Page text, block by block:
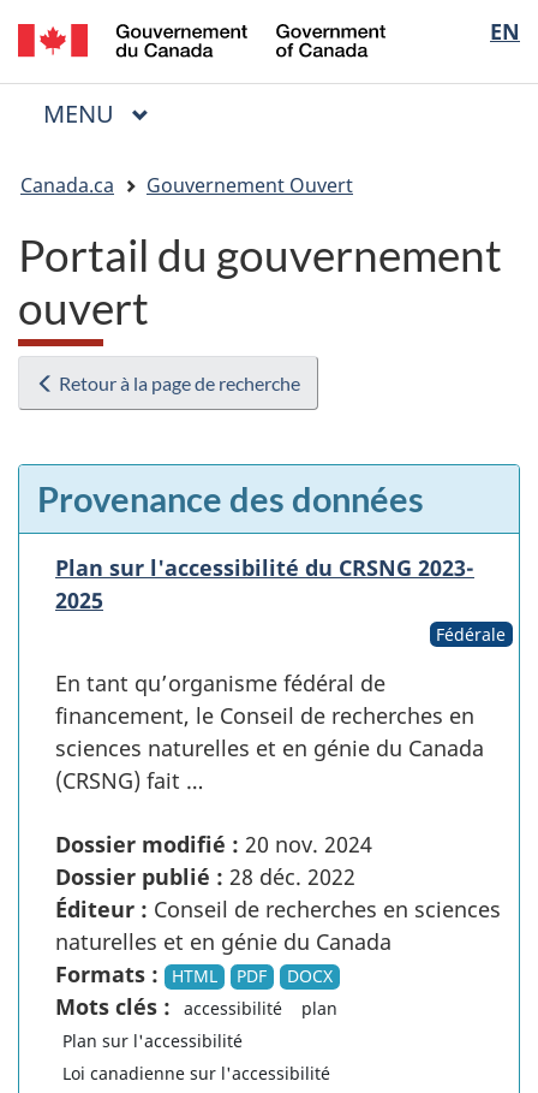
Passer
au
contenu
Passer
à
« Au
Passer
à
la
EN
of
Menu
MENU PRINCIPAL
êtes
ici
Canada.ca Gouvernement Ouvert
Portail du gouvernement
ouvert
Retour à la page de recherche
Provenance des données
Plan sur l'accessibilité du CRSNG 2023-
2025
Fédérale
En tant qu’organisme fédéral de
financement, le Conseil de recherches en
sciences naturelles et en génie du Canada
(CRSNG) fait …
Dossier modifié : 20 nov. 2024
Dossier publié : 28 déc. 2022
Éditeur : Conseil de recherches en sciences
naturelles et en génie du Canada
Formats :
HTML PDF DOCX
Mots clés : accessibilité
plan
Plan sur l'accessibilité
Loi canadienne sur l'accessibilité